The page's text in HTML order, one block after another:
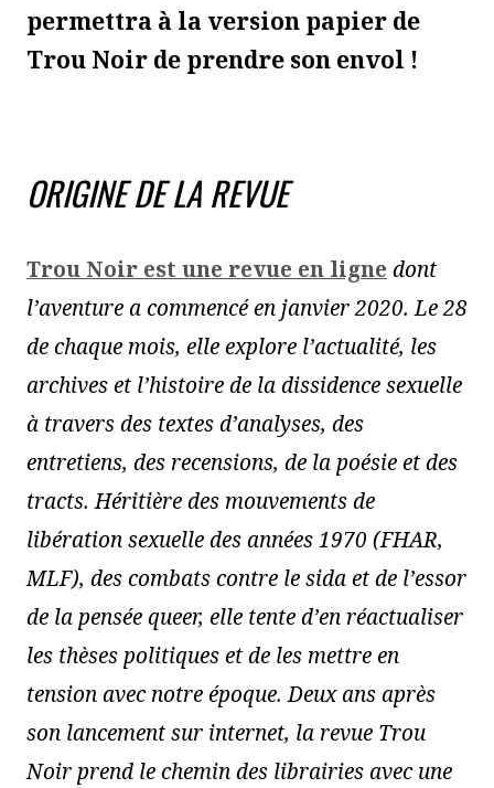
permettra à la version papier de
Trou Noir de prendre son envol !
ORIGINE DE LA REVUE
Trou Noir est une revue en ligne dont
l’aventure a commencé en janvier 2020. Le 28
de chaque mois, elle explore l’actualité, les
archives et l’histoire de la dissidence sexuelle
à travers des textes d’analyses, des
entretiens, des recensions, de la poésie et des
tracts. Héritière des mouvements de
libération sexuelle des années 1970 (FHAR,
MLF), des combats contre le sida et de l’essor
de la pensée queer, elle tente d’en réactualiser
les thèses politiques et de les mettre en
tension avec notre époque. Deux ans après
son lancement sur internet, la revue Trou
Noir prend le chemin des librairies avec une